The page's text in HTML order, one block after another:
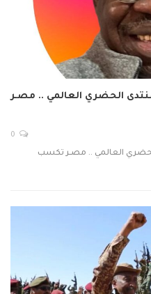
الحضري العالمي .. مصـر
العالمي .. مصـر تكسب